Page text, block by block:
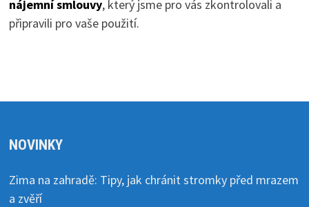
nájemní smlouvy, který jsme pro vás zkontrolovali a
připravili pro vaše použití.
NOVINKY
Zima na zahradě: Tipy, jak chránit stromky před mrazem
a zvěří